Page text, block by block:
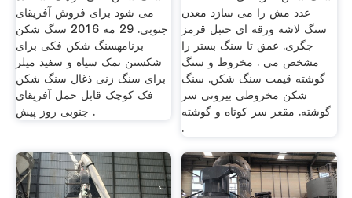
می شود برای فروش آفریقای
جنوبی. 29 مه 2016 سنگ شکن
برنامهسنگ شکن فکی برای
شکستن نمک سیاه و سفید میلر
برای سنگ زنی ذغال سنگ شکن
فک کوچک قابل حمل آفریقای
جنوبی روز پیش .
عدد مش را می سازد معدن
سنگ لاشه ورقه ای حنبل قرمز
جگری. عمق تا سنگ بستر را
مشخص می . مخروط و سنگ
گوشته قیمت سنگ شکن. سنگ
شکن مخروطی بیرونی سر
گوشته. مقعر سر کوتاه و گوشته
.